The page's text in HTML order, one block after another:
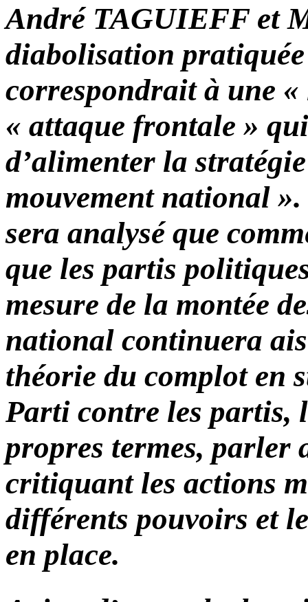
André TAGUIEFF et
diabolisation
correspondrait à une
« attaque frontale »
d’alimenter la
mouvement national
sera analysé que
que les partis
mesure de la montée
national continuera
théorie du complot en
Parti contre les partis,
propres termes, parler
critiquant les actions
différents pouvoirs et
en place.